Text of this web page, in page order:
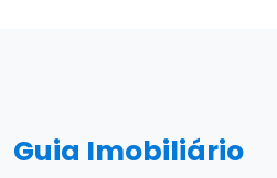
Guia Imobiliário